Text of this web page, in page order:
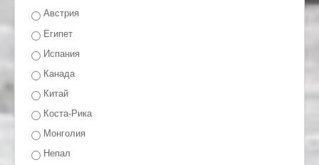
Австрия
Египет
Испания
Канада
Китай
Коста-Рика
Монголия
Непал